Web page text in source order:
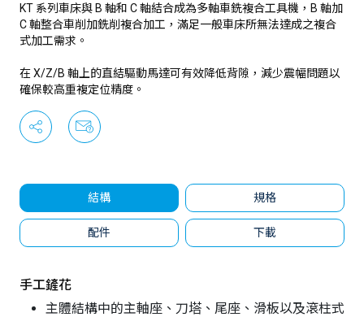
KT 系列車床與 B 軸和 C 軸結合成為多軸車銑複合工具機，B 軸加
C 軸整合車削加銑削複合加工，滿足一般車床所無法達成之複合
式加工需求。
在 X/Z/B 軸上的直結驅動馬達可有效降低背隙，減少震幅問題以
確保較高重複定位精度。
結構 規格
配件 下載
手工鏟花
主體結構中的主軸座、刀塔、尾座、滑板以及滾柱式